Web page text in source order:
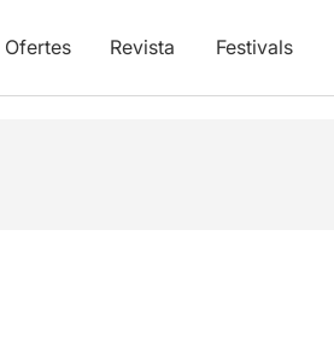
Ofertes Revista Festivals